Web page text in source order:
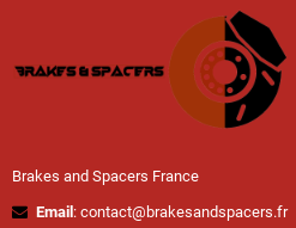
Brakes and Spacers France
Email : contact@brakesandspacers.fr